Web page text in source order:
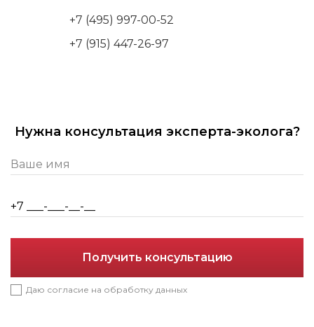
+7 (495) 997-00-52
+7 (915) 447-26-97
Нужна консультация эксперта-эколога?
Получить консультацию
Даю согласие на обработку данных